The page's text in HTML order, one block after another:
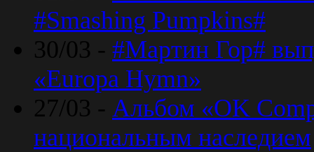
#Smashing Pumpkins#
30/03 - #Мартин Гор#
«Europa Hymn»
27/03 - Альбом «OK
национальным наследием